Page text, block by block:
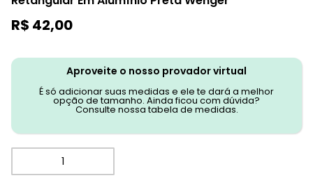
R$ 42,00
Aproveite o nosso provador virtual
É só adicionar suas medidas e ele te dará a melhor
opção de tamanho. Ainda ficou com dúvida?
Consulte nossa tabela de medidas.